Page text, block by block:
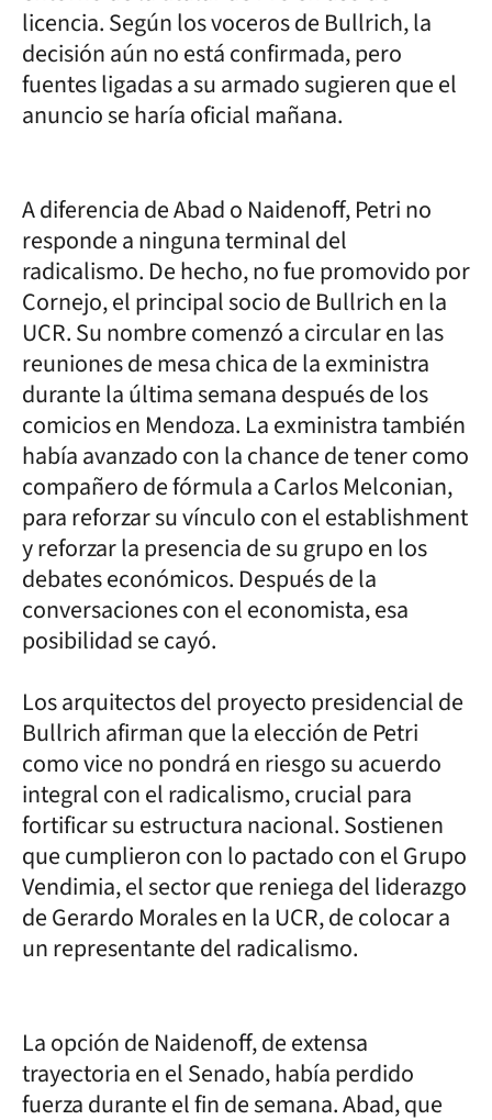
licencia. Según los voceros de Bullrich, la
decisión aún no está confirmada, pero
fuentes ligadas a su armado sugieren que el
anuncio se haría oficial mañana.
A diferencia de Abad o Naidenoff, Petri no
responde a ninguna terminal del
radicalismo. De hecho, no fue promovido por
Cornejo, el principal socio de Bullrich en la
UCR. Su nombre comenzó a circular en las
reuniones de mesa chica de la exministra
durante la última semana después de los
comicios en Mendoza. La exministra también
había avanzado con la chance de tener como
compañero de fórmula a Carlos Melconian,
para reforzar su vínculo con el establishment
y reforzar la presencia de su grupo en los
debates económicos. Después de la
conversaciones con el economista, esa
posibilidad se cayó.
Los arquitectos del proyecto presidencial de
Bullrich afirman que la elección de Petri
como vice no pondrá en riesgo su acuerdo
integral con el radicalismo, crucial para
fortificar su estructura nacional. Sostienen
que cumplieron con lo pactado con el Grupo
Vendimia, el sector que reniega del liderazgo
de Gerardo Morales en la UCR, de colocar a
un representante del radicalismo.
La opción de Naidenoff, de extensa
trayectoria en el Senado, había perdido
fuerza durante el fin de semana. Abad, que